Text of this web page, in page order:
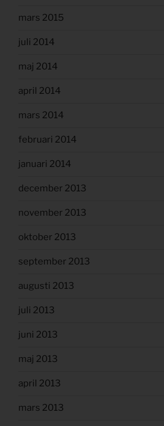
mars 2015
juli 2014
maj 2014
april 2014
mars 2014
februari 2014
januari 2014
december 2013
november 2013
oktober 2013
september 2013
augusti 2013
juli 2013
juni 2013
maj 2013
april 2013
mars 2013